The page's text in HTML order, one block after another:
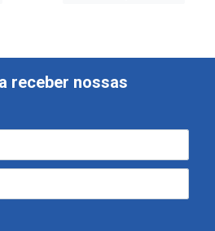
receber nossas